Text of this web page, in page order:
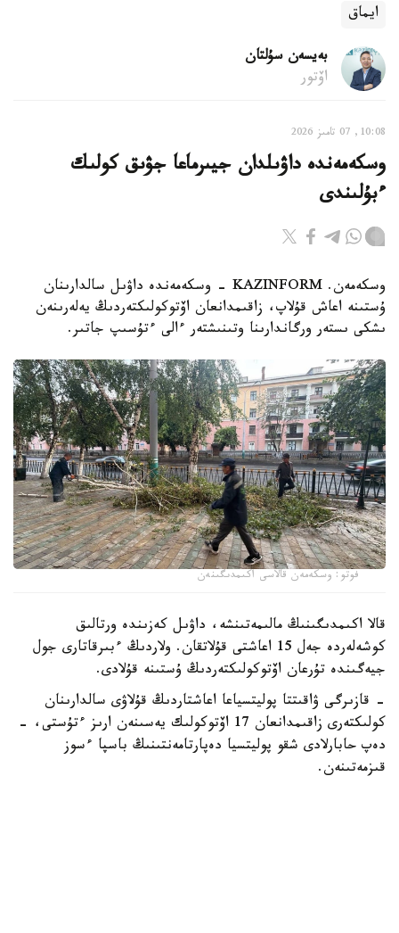
ايماق
بەيسەن سۇلتان
اۆتور
10:08, 07 تامىز 2026
وسكەمەندە داۋىلدان جيىرماعا جۋىق كولىك
ءبۇلىندى
وسكەمەن. KAZINFORM - وسكەمەندە داۋىل سالدارىنان
ۇستىنە اعاش قۇلاپ، زاقىمدانعان اۆتوكولىكتەردىڭ يەلەرىنەن
ىشكى ىستەر ورگاندارىنا وتىنىشتەر ءالى ءتۇسىپ جاتىر.
فوتو: وسكەمەن قالاسى اكىمدىگىنەن
قالا اكىمدىگىنىڭ مالىمەتىنشە، داۋىل كەزىندە ورتالىق
كوشەلەردە جەل 15 اعاشتى قۇلاتقان. ولاردىڭ ءبىرقاتارى جول
جيەگىندە تۇرعان اۆتوكولىكتەردىڭ ۇستىنە قۇلادى.
- قازىرگى ۋاقىتتا پوليتسياعا اعاشتاردىڭ قۇلاۋى سالدارىنان
كولىكتەرى زاقىمدانعان 17 اۆتوكولىك يەسىنەن ارىز ءتۇستى، -
دەپ حابارلادى شقو پوليتسيا دەپارتامەنتىنىڭ باسپا ءسوز
قىزمەتىنەن.